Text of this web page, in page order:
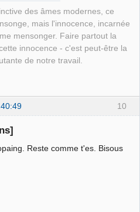
des âmes modernes, ce
mais l'innocence, incarnée
mensonger. Faire partout la
innocence - c'est peut-être la
de notre travail.
10
Reste comme t'es. Bisous